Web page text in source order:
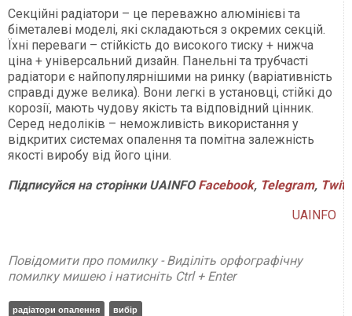
Секційні радіатори – це переважно алюмінієві та
біметалеві моделі, які складаються з окремих секцій.
Їхні переваги – стійкість до високого тиску + нижча
ціна + універсальний дизайн. Панельні та трубчасті
радіатори є найпопулярнішими на ринку (варіативність
справді дуже велика). Вони легкі в установці, стійкі до
корозії, мають чудову якість та відповідний цінник.
Серед недоліків – неможливість використання у
відкритих системах опалення та помітна залежність
якості виробу від його ціни.
ПідписуйсянасторінкиUAINFO Facebook, Telegram,
UAINFO
Повідомити про помилку - Виділіть орфографічну
помилку мишею і натисніть Ctrl + Enter
радіатори опалення вибір